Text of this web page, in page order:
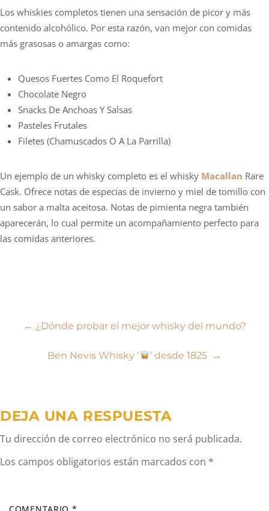
Los whiskies completos tienen una sensación de picor y más
contenido alcohólico. Por esta razón, van mejor con comidas
más grasosas o amargas como:
Quesos Fuertes Como El Roquefort
Chocolate Negro
Snacks De Anchoas Y Salsas
Pasteles Frutales
Filetes (chamuscados O A La Parrilla)
Un ejemplo de un whisky completo es el whisky Macallan Rare
Cask. Ofrece notas de especias de invierno y miel de tomillo con
un sabor a malta aceitosa. Notas de pimienta negra también
aparecerán, lo cual permite un acompañamiento perfecto para
las comidas anteriores.
Navegación
← ¿Dónde probar el mejor whisky del mundo?
Ben Nevis Whisky ‘ ’ desde 1825 →
DEJA UNA RESPUESTA
Tu dirección de correo electrónico no será publicada.
Los campos obligatorios están marcados con *
COMENTARIO *